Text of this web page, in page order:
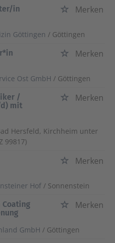
in
Merken
Göttingen / Göttingen
Merken
Ost GmbH / Göttingen
/
mit
Merken
Hersfeld, Kirchheim unter
99817)
Merken
Hof / Sonnenstein
Merken
GmbH / Göttingen